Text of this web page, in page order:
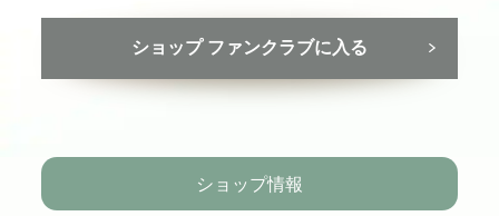
ショップ ファンクラブに入る
ショップ情報